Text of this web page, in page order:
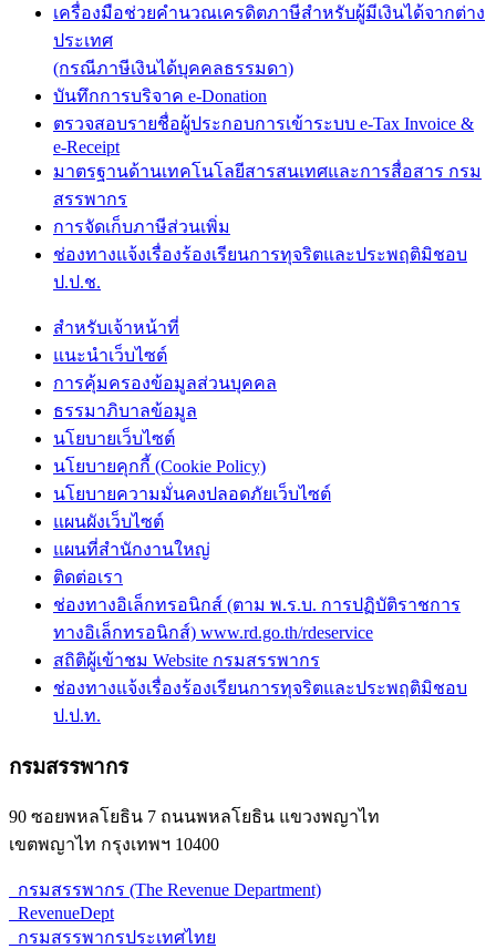
เครื่องมือช่วยคำนวณเครดิตภาษีสำหรับผู้มีเงินได้จากต่าง
ประเทศ
(กรณีภาษีเงินได้บุคคลธรรมดา)
บันทึกการบริจาค e-Donation
ตรวจสอบรายชื่อผู้ประกอบการเข้าระบบ e-Tax Invoice &
e-Receipt
มาตรฐานด้านเทคโนโลยีสารสนเทศและการสื่อสาร กรม
สรรพากร
การจัดเก็บภาษีส่วนเพิ่ม
ช่องทางแจ้งเรื่องร้องเรียนการทุจริตและประพฤติมิชอบ
ป.ป.ช.
สำหรับเจ้าหน้าที่
แนะนำเว็บไซต์
การคุ้มครองข้อมูลส่วนบุคคล
ธรรมาภิบาลข้อมูล
นโยบายเว็บไซต์
นโยบายคุกกี้ (Cookie Policy)
นโยบายความมั่นคงปลอดภัยเว็บไซต์
แผนผังเว็บไซต์
แผนที่สำนักงานใหญ่
ติดต่อเรา
ช่องทางอิเล็กทรอนิกส์ (ตาม พ.ร.บ. การปฏิบัติราชการ
ทางอิเล็กทรอนิกส์) www.rd.go.th/rdeservice
สถิติผู้เข้าชม Website กรมสรรพากร
ช่องทางแจ้งเรื่องร้องเรียนการทุจริตและประพฤติมิชอบ
ป.ป.ท.
กรมสรรพากร
90 ซอยพหลโยธิน 7 ถนนพหลโยธิน แขวงพญาไท
เขตพญาไท กรุงเทพฯ 10400
กรมสรรพากร (The Revenue Department)
RevenueDept
กรมสรรพากรประเทศไทย